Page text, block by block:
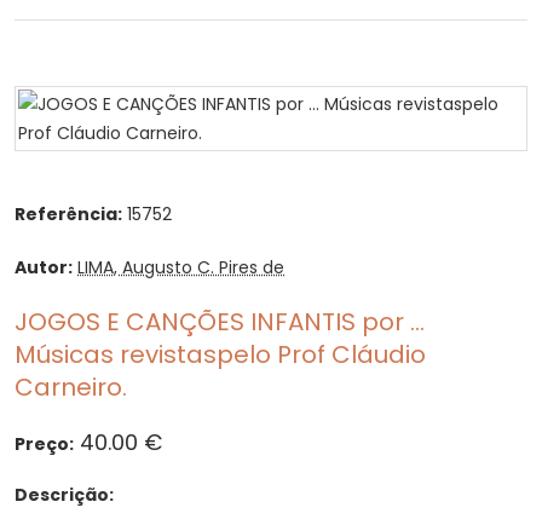
Referência: 15752
Autor: LIMA, Augusto C. Pires de
JOGOS E CANÇÕES INFANTIS por ...
Músicas revistaspelo Prof Cláudio
Carneiro.
Preço: 40.00 €
Descrição: